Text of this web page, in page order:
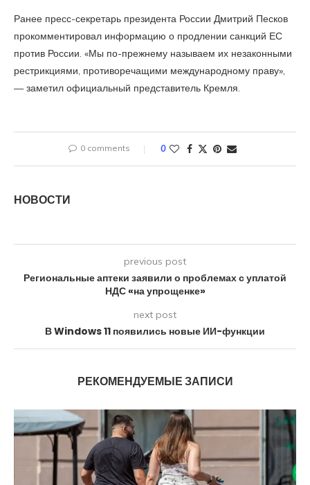
Ранее пресс-секретарь президента России Дмитрий Песков
прокомментировал информацию о продлении санкций ЕС
против России. «Мы по-прежнему называем их незаконными
рестрикциями, противоречащими международному праву»,
— заметил официальный представитель Кремля.
0 comments 0
НОВОСТИ
previous post
Региональные аптеки заявили о проблемах с уплатой
НДС «на упрощенке»
next post
В Windows 11 появились новые ИИ-функции
РЕКОМЕНДУЕМЫЕ ЗАПИСИ